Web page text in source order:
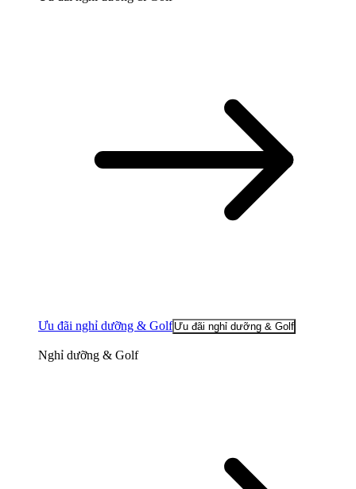
Ưu đãi nghỉ dưỡng & Golf Ưu đãi nghỉ dưỡng & Golf
Nghỉ dưỡng & Golf